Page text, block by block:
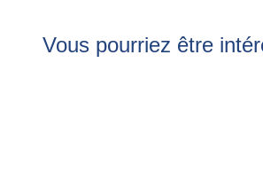
Vous pourriez être